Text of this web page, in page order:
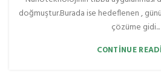
doğmuştur.Burada ise hedeflenen ,
çözüme gidi...
CONTINUE